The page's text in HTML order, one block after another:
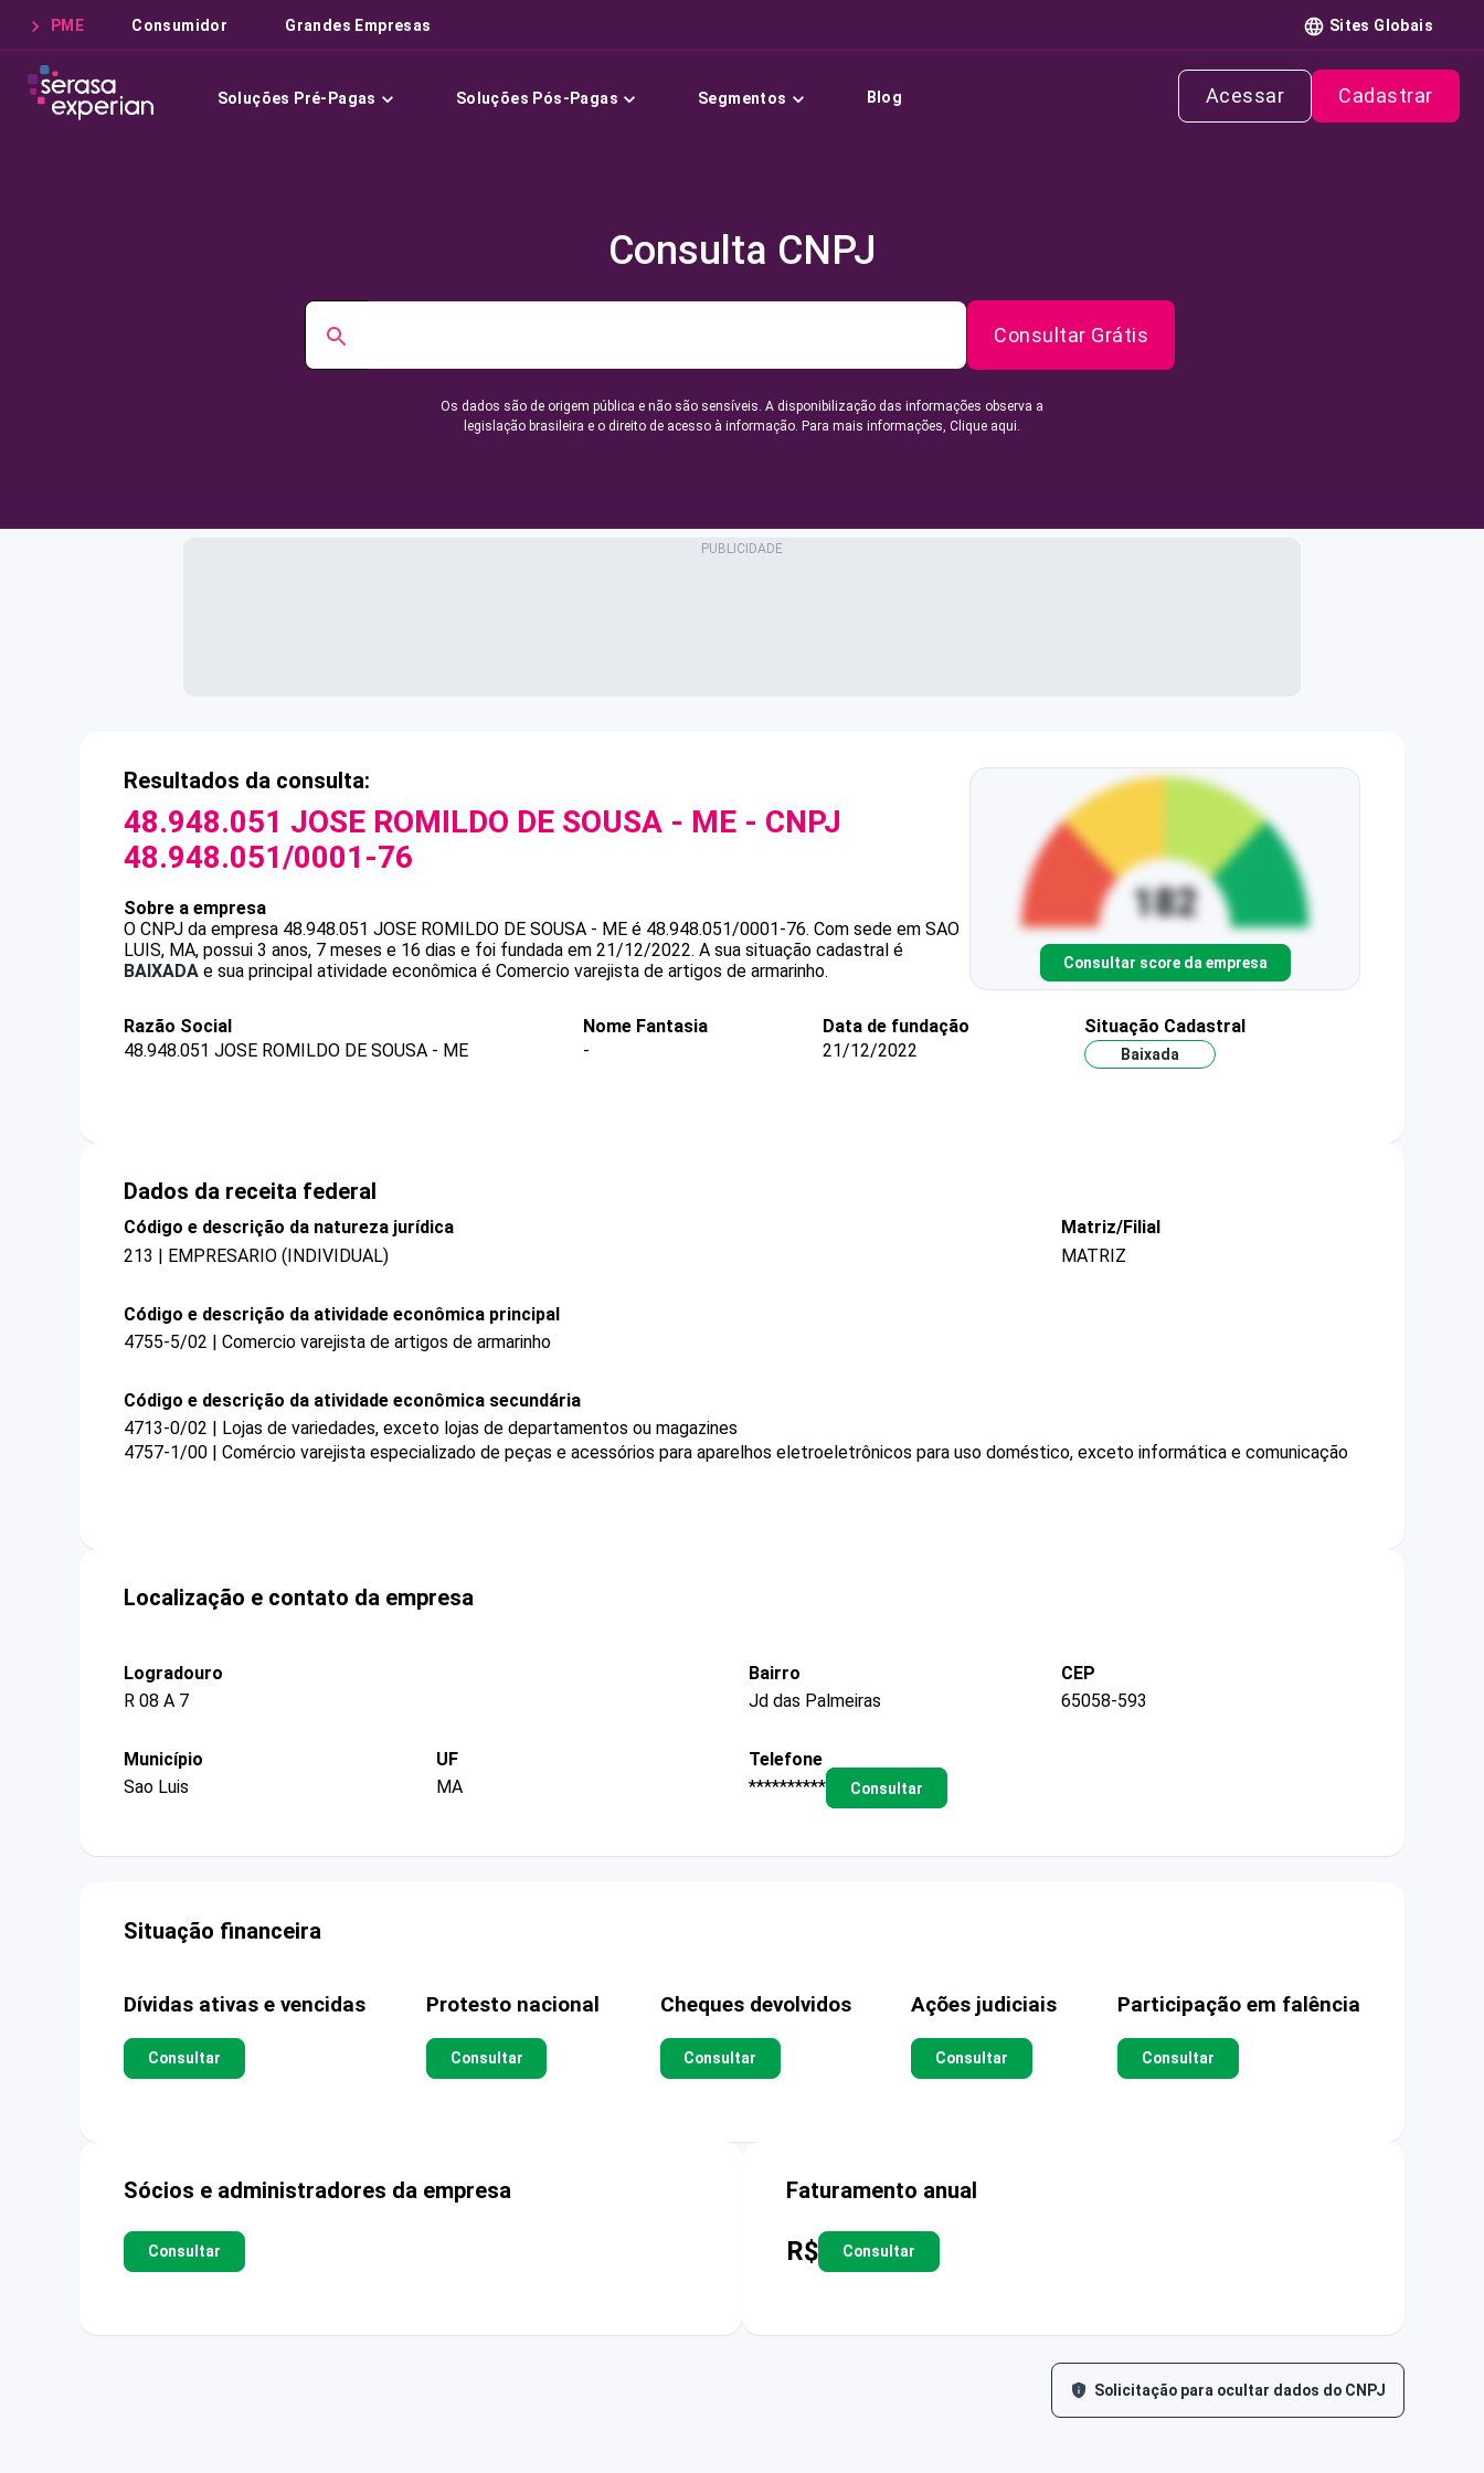
PME Consumidor Grandes Empresas Sites Globais
Soluções Pré-Pagas Soluções Pós-Pagas Segmentos Blog Acessar Cadastrar
Consulta CNPJ
Consultar Grátis
Os dados são de origem pública e não são sensíveis. A disponibilização das informações observa a
legislação brasileira e o direito de acesso à informação. Para mais informações, Clique aqui.
Resultados da consulta:
48.948.051 JOSE ROMILDO DE SOUSA - ME - CNPJ
48.948.051/0001-76
Sobre a empresa
O CNPJ da empresa 48.948.051 JOSE ROMILDO DE SOUSA - ME é 48.948.051/0001-76. Com sede em SAO
LUIS, MA, possui 3 anos, 7 meses e 16 dias e foi fundada em 21/12/2022. A sua situação cadastral é
BAIXADA e sua principal atividade econômica é Comercio varejista de artigos de armarinho. Consultar score da empresa
Razão Social
48.948.051 JOSE ROMILDO DE SOUSA - ME
Nome Fantasia
-
Data de fundação
21/12/2022
Situação Cadastral
Baixada
Dados da receita federal
Código e descrição da natureza jurídica
213 | EMPRESARIO (INDIVIDUAL)
Matriz/Filial
MATRIZ
Código e descrição da atividade econômica principal
4755-5/02 | Comercio varejista de artigos de armarinho
Código e descrição da atividade econômica secundária
4713-0/02 | Lojas de variedades, exceto lojas de departamentos ou magazines
4757-1/00 | Comércio varejista especializado de peças e acessórios para aparelhos eletroeletrônicos para uso doméstico, exceto informática e comunicação
Localização e contato da empresa
Logradouro
R 08 A 7
Bairro
Jd das Palmeiras
CEP
65058-593
Município
Sao Luis
UF
MA
Telefone
**********
Consultar
Situação financeira
Dívidas ativas e vencidas
Consultar
Protesto nacional
Consultar
Cheques devolvidos
Consultar
Ações judiciais
Consultar
Participação em falência
Consultar
Sócios e administradores da empresa
Consultar
Faturamento anual
R$ Consultar
Solicitação para ocultar dados do CNPJ